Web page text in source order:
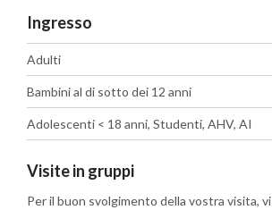
Ingresso
Adulti
Bambini al di sotto dei 12 anni
Adolescenti < 18 anni, Studenti, AHV, AI
Visite in gruppi
Per il buon svolgimento della vostra visita,